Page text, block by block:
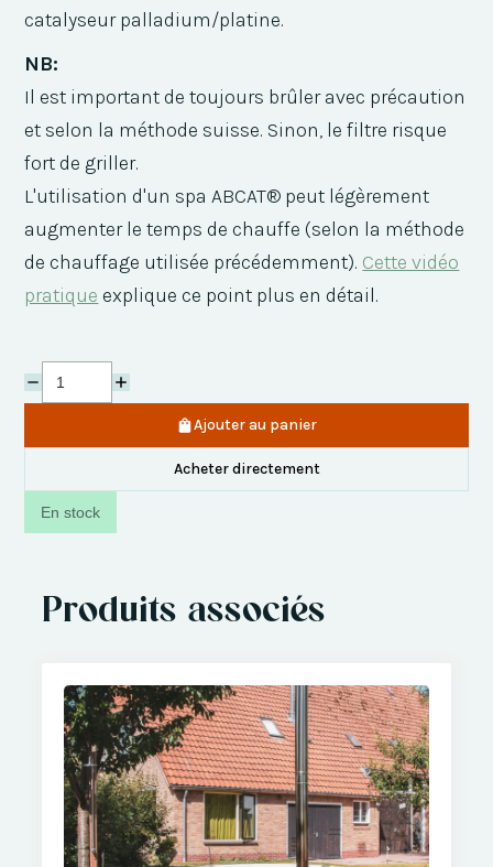
catalyseur palladium/platine.
NB:
Il est important de toujours brûleravec précaution
et selon la méthode suisse. Sinon, le filtre risque
fort de griller.
L'utilisation d'un spa ABCAT® peut légèrement
augmenter le temps de chauffe (selon la méthode
de chauffage utilisée précédemment). Cette vidéo
pratique explique ce point plus en détail.
Ajouter au panier
Acheter directement
En stock
Produits associés